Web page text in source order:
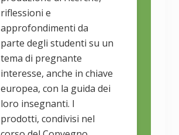
riflessioni e
approfondimenti da
parte degli studenti su un
tema di pregnante
interesse, anche in chiave
europea, con la guida dei
loro insegnanti. I
prodotti, condivisi nel